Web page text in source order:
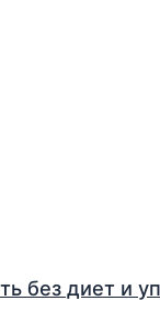
без диет и